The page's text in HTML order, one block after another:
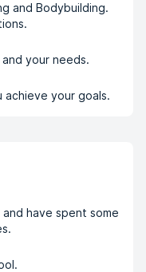
and Bodybuilding.
your needs.
achieve your goals.
have spent some